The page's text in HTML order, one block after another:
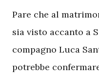
Pare che al
sia visto accanto a
compagno Luca
potrebbe